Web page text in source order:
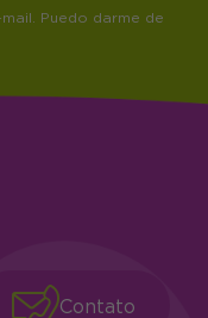
Puedo darme de
Contato